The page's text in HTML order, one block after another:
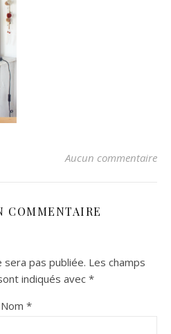
Aucun commentaire
COMMENTAIRE
pas publiée. Les champs
indiqués avec *
Nom *